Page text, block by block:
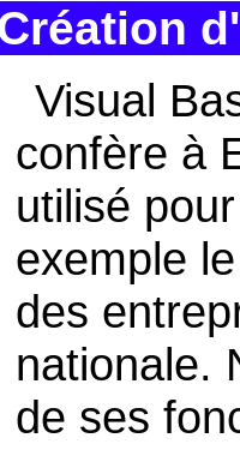
Visual
confère à
utilisé
exemple
des
nationale.
de ses